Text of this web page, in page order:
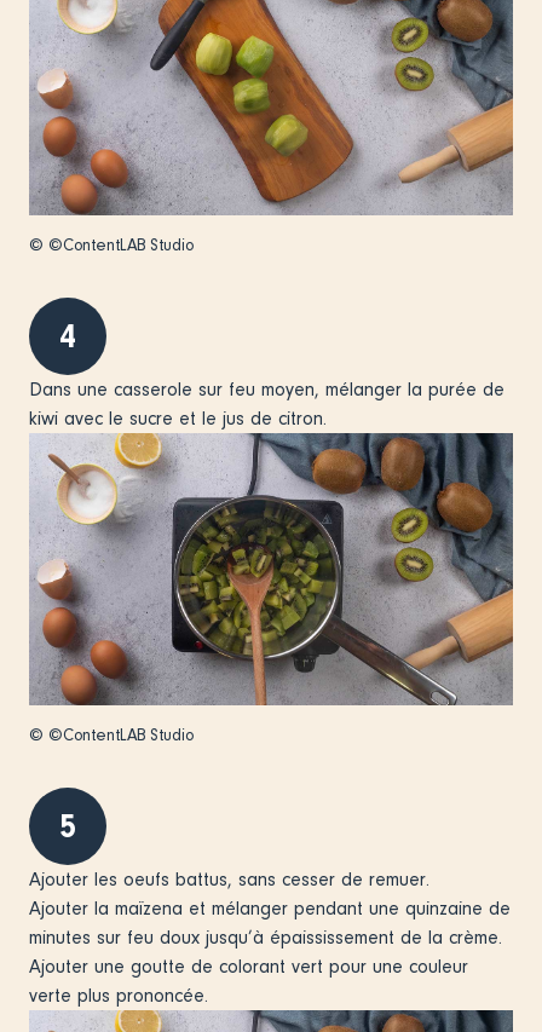
© ©ContentLAB Studio
4
Dans une casserole sur feu moyen, mélanger la purée de
kiwi avec le sucre et le jus de citron.
© ©ContentLAB Studio
5
Ajouter les oeufs battus, sans cesser de remuer.
Ajouter la maïzena et mélanger pendant une quinzaine de
minutes sur feu doux jusqu’à épaississement de la crème.
Ajouter une goutte de colorant vert pour une couleur
verte plus prononcée.